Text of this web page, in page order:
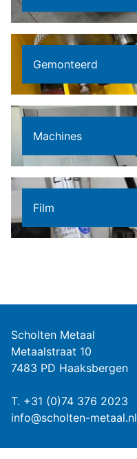
Gemonteerd
Machines
Film
Scholten Metaal
Metaalstraat 10
7483 PD Haaksbergen
T. +31 (0)74 376 2023
info@scholten-metaal.nl